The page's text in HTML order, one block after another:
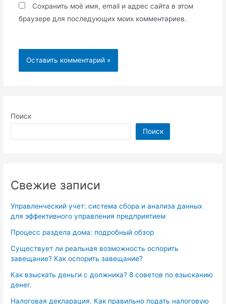
Поиск
Поиск
Свежие записи
Управленческий учет: система сбора и анализа данных
для эффективного управления предприятием
Процесс раздела дома: подробный обзор
Существует ли реальная возможность оспорить
завещание? Как оспорить завещание?
Как взыскать деньги с должника? 8 советов по взысканию
денег.
Налоговая декларация. Как правильно подать налоговую
Сохранить моё имя, email и адрес сайта в этом
браузере для последующих моих комментариев.